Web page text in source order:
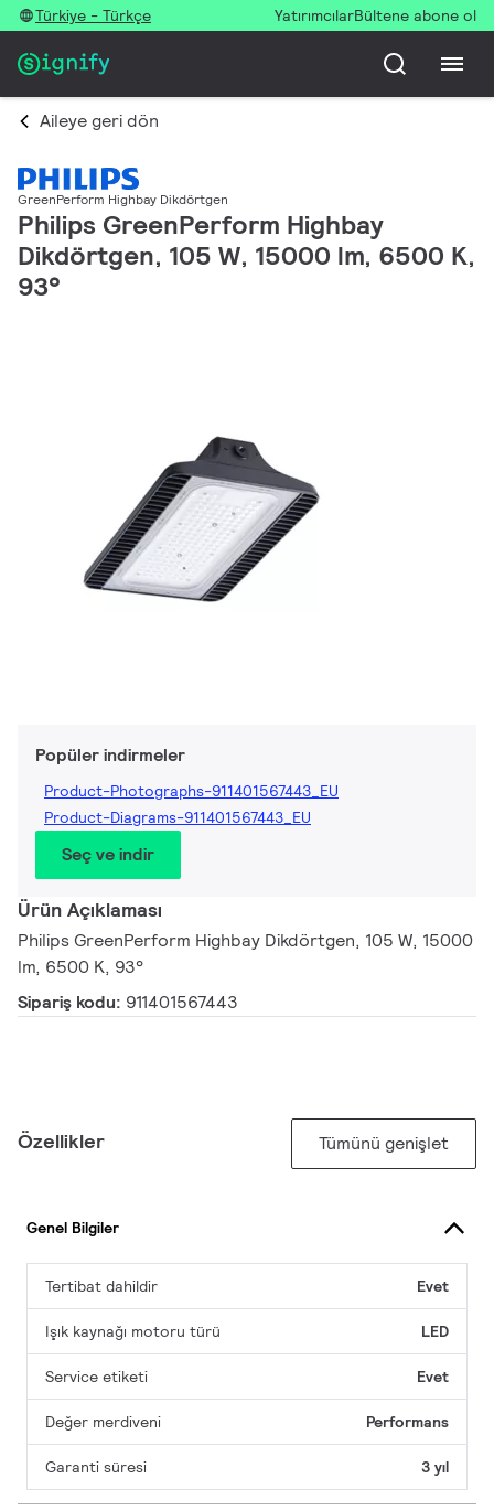
Türkiye - Türkçe YatırımcılarBültene abone ol
Aileye geri dön
GreenPerform Highbay Dikdörtgen
Philips GreenPerform Highbay
Dikdörtgen, 105 W, 15000 lm, 6500 K,
93°
Popüler indirmeler
Product-Photographs-911401567443_EU
Product-Diagrams-911401567443_EU
Seç ve indir
Ürün Açıklaması
Philips GreenPerform Highbay Dikdörtgen, 105 W, 15000
lm, 6500 K, 93°
Sipariş kodu: 911401567443
Özellikler Tümünü genişlet
Genel Bilgiler
Tertibat dahildir Evet
Işık kaynağı motoru türü LED
Service etiketi Evet
Değer merdiveni Performans
Garanti süresi 3 yıl